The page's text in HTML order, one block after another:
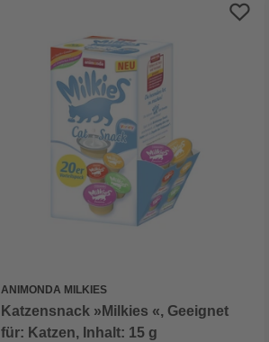
ANIMONDA MILKIES
Katzensnack »Milkies «, Geeignet
für: Katzen, Inhalt: 15 g